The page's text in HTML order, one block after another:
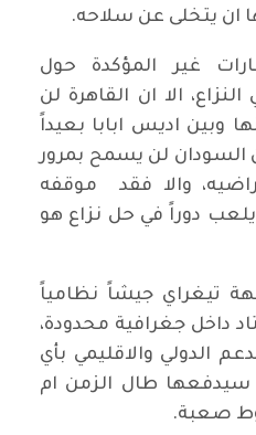
ان يتخلى عن سلاحه.
غير المؤكدة حول
الا ان القاهرة لن
وبين اديس ابابا بعيداً
لن يسمح بمرور
والا فقد موقفه
يلعب دوراً في حل نزاع هو
تيغراي جيشاً نظامياً
داخل جغرافية محدودة،
الدولي والاقليمي بأي
طال الزمن ام
صعبة.